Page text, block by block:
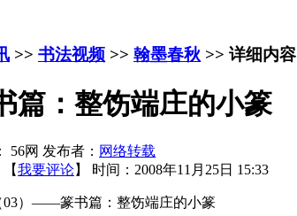
>> 书法视频 >> 翰墨春秋 >> 详细内容
篇：整饬端庄的小篆
56网 发布者： 网络转载
【我要评论】 时间：2008年11月25日 15:33
）——篆书篇：整饬端庄的小篆